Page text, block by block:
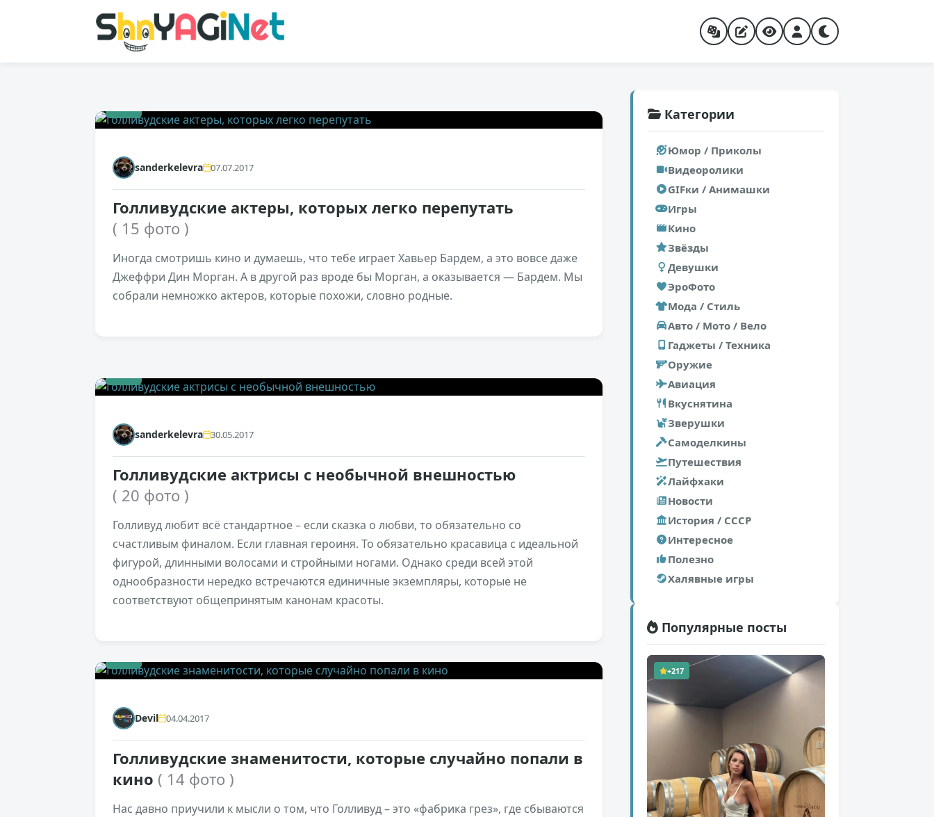
sanderkelevra 07.07.2017
Голливудские актеры, которых легко перепутать
( 15 фото )
Иногда смотришь кино и думаешь, что тебе играет Хавьер Бардем, а это вовсе даже
Джеффри Дин Морган. А в другой раз вроде бы Морган, а оказывается — Бардем. Мы
собрали немножко актеров, которые похожи, словно родные.
sanderkelevra 30.05.2017
Голливудские актрисы с необычной внешностью
( 20 фото )
Голливуд любит всё стандартное – если сказка о любви, то обязательно со
счастливым финалом. Если главная героиня. То обязательно красавица с идеальной
фигурой, длинными волосами и стройными ногами. Однако среди всей этой
однообразности нередко встречаются единичные экземпляры, которые не
соответствуют общепринятым канонам красоты.
Devil 04.04.2017
Голливудские знаменитости, которые случайно попали в
кино ( 14 фото )
Нас давно приучили к мысли о том, что Голливуд – это «фабрика грез», где сбываются
Категории
Юмор / Приколы
Видеоролики
GIFки / Анимашки
Игры
Кино
Звёзды
Девушки
ЭроФото
Мода / Стиль
Авто / Мото / Вело
Гаджеты / Техника
Оружие
Авиация
Вкуснятина
Зверушки
Самоделкины
Путешествия
Лайфхаки
Новости
История / СССР
Интересное
Полезно
Халявные игры
Популярные посты
+217